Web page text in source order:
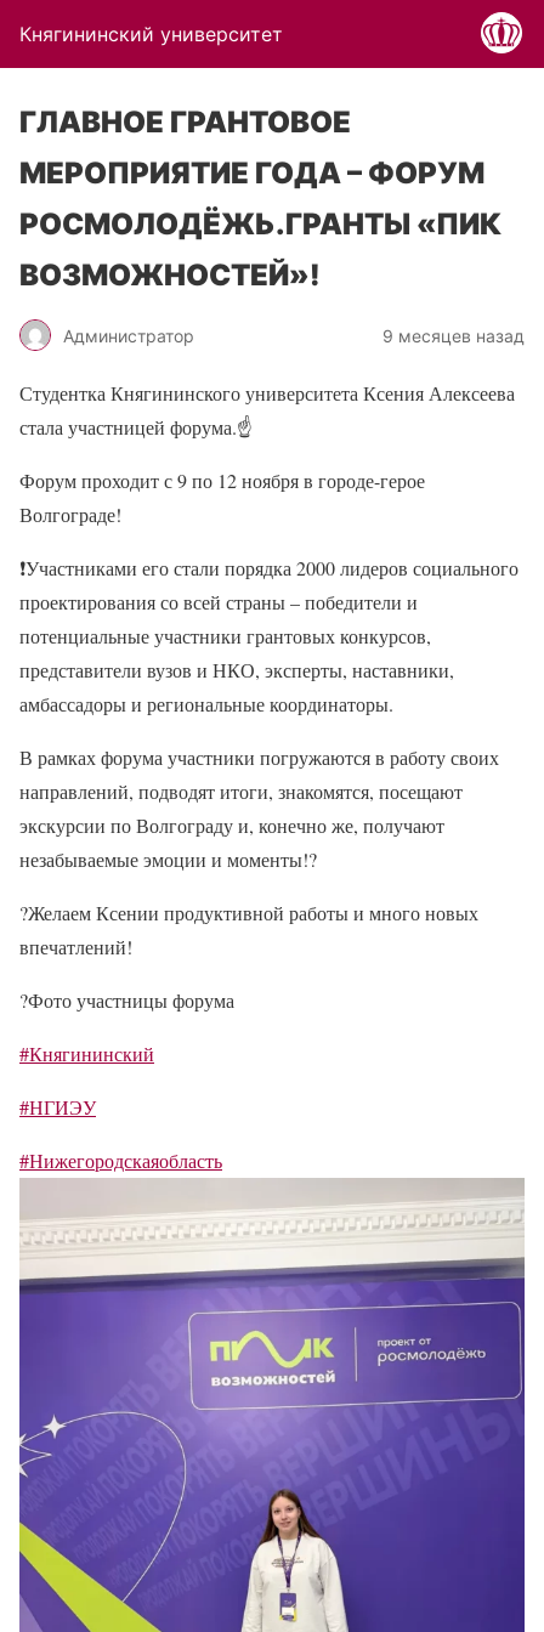
Княгининский университет
ГЛАВНОЕ ГРАНТОВОЕ
МЕРОПРИЯТИЕ ГОДА – ФОРУМ
РОСМОЛОДЁЖЬ.ГРАНТЫ «ПИК
ВОЗМОЖНОСТЕЙ»!
Администратор 9 месяцев назад
Студентка Княгининского университета Ксения Алексеева
стала участницей форума.☝
Форум проходит с 9 по 12 ноября в городе-герое
Волгограде!
❗Участниками его стали порядка 2000 лидеров социального
проектирования со всей страны – победители и
потенциальные участники грантовых конкурсов,
представители вузов и НКО, эксперты, наставники,
амбассадоры и региональные координаторы.
В рамках форума участники погружаются в работу своих
направлений, подводят итоги, знакомятся, посещают
экскурсии по Волгограду и, конечно же, получают
незабываемые эмоции и моменты!?
?Желаем Ксении продуктивной работы и много новых
впечатлений!
?Фото участницы форума
#Княгининский
#НГИЭУ
#Нижегородскаяобласть